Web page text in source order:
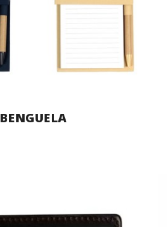
BENGUELA